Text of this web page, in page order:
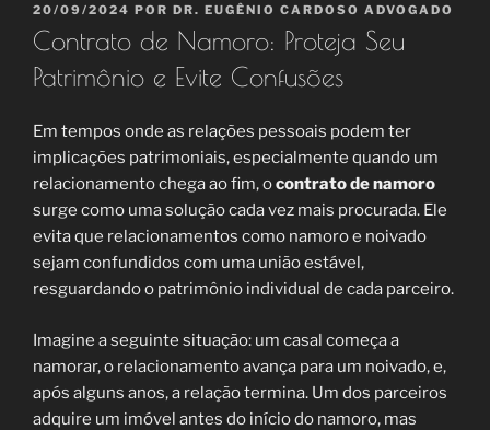
PUBLICADO
EM
20/09/2024 POR DR. EUGÊNIO CARDOSO ADVOGADO
Contrato de Namoro: Proteja Seu
Patrimônio e Evite Confusões
Em tempos onde as relações pessoais podem ter
implicações patrimoniais, especialmente quando um
relacionamento chega ao fim, ocontrato de namoro
surge como uma solução cada vez mais procurada. Ele
evita que relacionamentos como namoro e noivado
sejam confundidos com uma união estável,
resguardando o patrimônio individual de cada parceiro.
Imagine a seguinte situação: um casal começa a
namorar, o relacionamento avança para um noivado, e,
após alguns anos, a relação termina. Um dos parceiros
adquire um imóvel antes do início do namoro, mas